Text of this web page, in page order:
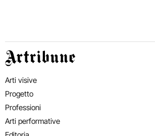
Artribune
Arti visive
Progetto
Professioni
Arti performative